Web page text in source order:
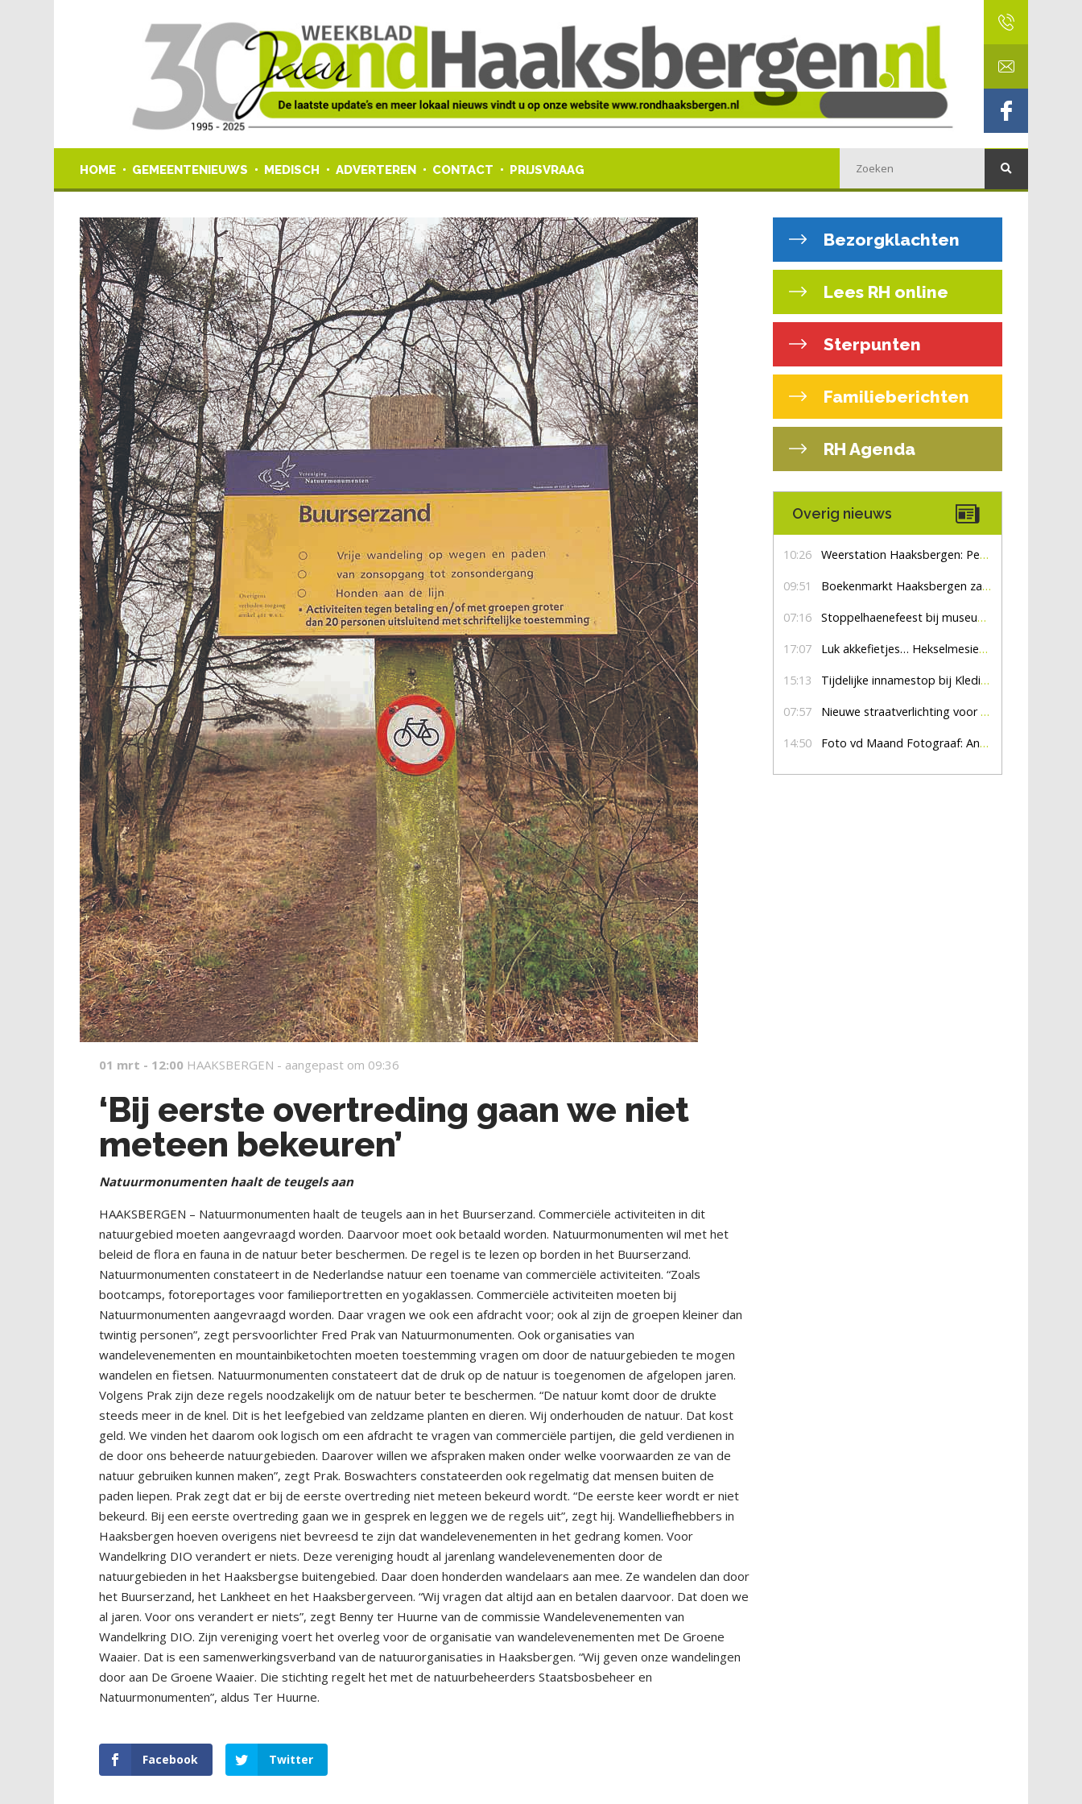
HOME GEMEENTENIEUWS MEDISCH ADVERTEREN CONTACT PRIJSVRAAG
01 mrt - 12:00 HAAKSBERGEN - aangepast om 09:36
‘Bij eerste overtreding gaan we niet
meteen bekeuren’
Natuurmonumenten haalt de teugels aan
HAAKSBERGEN – Natuurmonumenten haalt de teugels aan in het Buurserzand. Commerciële activiteiten in dit
natuurgebied moeten aangevraagd worden. Daarvoor moet ook betaald worden. Natuurmonumenten wil met het
beleid de flora en fauna in de natuur beter beschermen. De regel is te lezen op borden in het Buurserzand.
Natuurmonumenten constateert in de Nederlandse natuur een toename van commerciële activiteiten. “Zoals
bootcamps, fotoreportages voor familieportretten en yogaklassen. Commerciële activiteiten moeten bij
Natuurmonumenten aangevraagd worden. Daar vragen we ook een afdracht voor; ook al zijn de groepen kleiner dan
twintig personen”, zegt persvoorlichter Fred Prak van Natuurmonumenten. Ook organisaties van
wandelevenementen en mountainbiketochten moeten toestemming vragen om door de natuurgebieden te mogen
wandelen en fietsen. Natuurmonumenten constateert dat de druk op de natuur is toegenomen de afgelopen jaren.
Volgens Prak zijn deze regels noodzakelijk om de natuur beter te beschermen. “De natuur komt door de drukte
steeds meer in de knel. Dit is het leefgebied van zeldzame planten en dieren. Wij onderhouden de natuur. Dat kost
geld. We vinden het daarom ook logisch om een afdracht te vragen van commerciële partijen, die geld verdienen in
de door ons beheerde natuurgebieden. Daarover willen we afspraken maken onder welke voorwaarden ze van de
natuur gebruiken kunnen maken”, zegt Prak. Boswachters constateerden ook regelmatig dat mensen buiten de
paden liepen. Prak zegt dat er bij de eerste overtreding niet meteen bekeurd wordt. “De eerste keer wordt er niet
bekeurd. Bij een eerste overtreding gaan we in gesprek en leggen we de regels uit”, zegt hij. Wandelliefhebbers in
Haaksbergen hoeven overigens niet bevreesd te zijn dat wandelevenementen in het gedrang komen. Voor
Wandelkring DIO verandert er niets. Deze vereniging houdt al jarenlang wandelevenementen door de
natuurgebieden in het Haaksbergse buitengebied. Daar doen honderden wandelaars aan mee. Ze wandelen dan door
het Buurserzand, het Lankheet en het Haaksbergerveen. “Wij vragen dat altijd aan en betalen daarvoor. Dat doen we
al jaren. Voor ons verandert er niets”, zegt Benny ter Huurne van de commissie Wandelevenementen van
Wandelkring DIO. Zijn vereniging voert het overleg voor de organisatie van wandelevenementen met De Groene
Waaier. Dat is een samenwerkingsverband van de natuurorganisaties in Haaksbergen. “Wij geven onze wandelingen
door aan De Groene Waaier. Die stichting regelt het met de natuurbeheerders Staatsbosbeheer en
Natuurmonumenten”, aldus Ter Huurne.
Facebook Twitter
Bezorgklachten
Lees RH online
Sterpunten
Familieberichten
RH Agenda
Overig nieuws
10:26 Weerstation Haaksbergen: Perioden met zon en droog
09:51 Boekenmarkt Haaksbergen zaterdag 8 augustus, marktplein Haaksbergen
07:16 Stoppelhaenefeest bij museum De Lebbenbrugge
17:07 Luk akkefietjes… HekselmesienHarry
15:13 Tijdelijke innamestop bij Kledingbank Stefania
07:57 Nieuwe straatverlichting voor De Veldmaat en De Pas
14:50 Foto vd Maand Fotograaf: Anna Jalving